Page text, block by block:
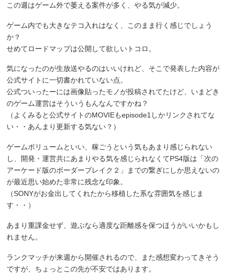
この週はゲーム外で萎える案件が多く、やる気が減少。
ゲーム内でも大きなテコ入れはなく、このまま行く感じでしょう
か？
せめてロードマップは公開して欲しいトコロ。
気になったのが生放送やるのはいいけれど、そこで発表した内容が
公式サイトに一切書かれていない点。
公式ついったーには画像貼ったモノが投稿されてたけど、いまどき
のゲーム運営はそういうもんなんですかね？
（よくみると公式サイトのMOVIEもepisode1しかリンクされてな
い・・あんまり更新する気ない？）
ゲームボリュームといい、稼ごうという気もあまり感じられない
し、開発・運営共にあまりやる気を感じられなくてPS4版は「次の
アーケード版のボーダーブレイク２」までの繋ぎにしか思えないの
が最近思い始めた非常に残念な印象。
（SONYがお金出してくれたから移植した系な雰囲気を感じま
す・・）
あまり重課金せず、遊ぶなら適度な距離感を保つほうがいいかもし
れません。
ランクマッチが来週から開催されるので、また感想変わってきそう
ですが、ちょっとこの先が不安ではあります。